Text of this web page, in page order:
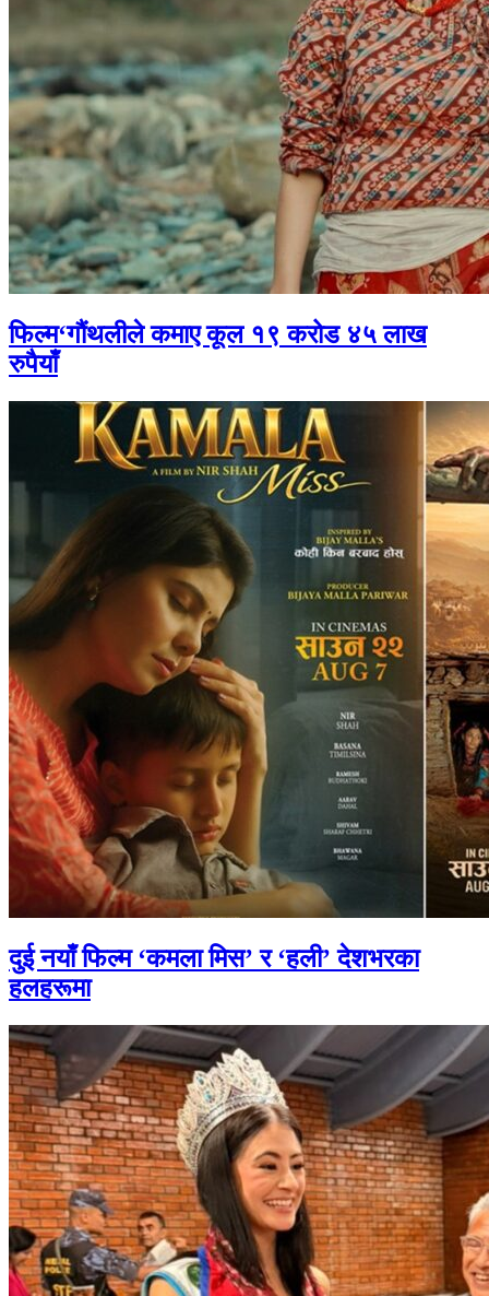
फिल्म‘गौंथलीले कमाए कूल १९ करोड ४५ लाख
रुपैयाँ
दुई नयाँ फिल्म ‘कमला मिस’ र ‘हली’ देशभरका
हलहरूमा